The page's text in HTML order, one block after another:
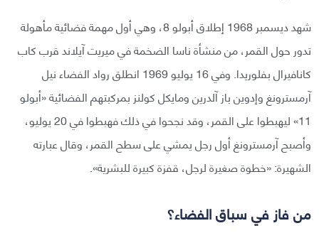
شهد ديسمبر 1968 إطلاق أبولو 8، وهي أول مهمة فضائية مأهولة
تدور حول القمر، من منشأة ناسا الضخمة في ميريت آيلاند قرب كاب
كانافيرال بفلوريدا. وفي 16 يوليو 1969 انطلق رواد الفضاء نيل
آرمسترونغ وإدوين باز آلدرين ومايكل كولنز بمركبتهم الفضائية «أبولو
11» ليهبطوا على القمر، وقد نجحوا في ذلك فهبطوا في 20 يوليو،
وأصبح آرمسترونغ أول رجل يمشي على سطح القمر، وقال عبارته
الشهيرة: «خطوة صغيرة لرجل، قفزة كبيرة للبشرية».
من فاز في سباق الفضاء؟